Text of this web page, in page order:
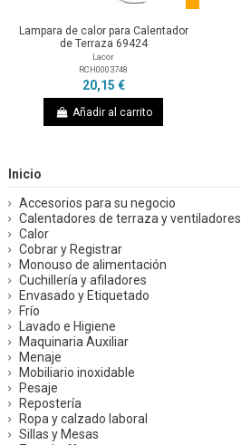
Lampara de calor para Calentador
de Terraza 69424
Lacor
RCH0003748
20,15 €
Añadir al carrito
Inicio
Accesorios para su negocio
Calentadores de terraza y ventiladores
Calor
Cobrar y Registrar
Monouso de alimentación
Cuchillería y afiladores
Envasado y Etiquetado
Frío
Lavado e Higiene
Maquinaria Auxiliar
Menaje
Mobiliario inoxidable
Pesaje
Repostería
Ropa y calzado laboral
Sillas y Mesas